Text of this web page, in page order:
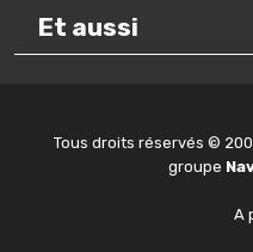
Et aussi
Tous droits réservés ©
groupe
A